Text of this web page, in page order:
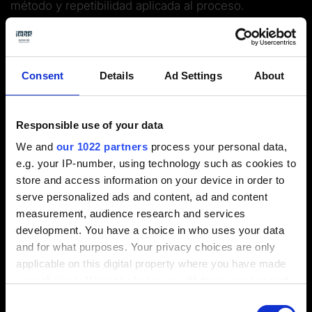
Consent Details Ad Settings About
Responsible use of your data
We and our 1022 partners process your personal data,
e.g. your IP-number, using technology such as cookies to
store and access information on your device in order to
serve personalized ads and content, ad and content
measurement, audience research and services
development. You have a choice in who uses your data
and for what purposes. Your privacy choices are only
applicable on this digital property where you have made
método y repetibilidad aplicada al proceso.
Nuestro equipo técnico, en el stand
toda la feria para:
Analizar casos concretos
Resolver dudas específicas
Agendar reuniones técnicas
Valorar escenarios reales de producción
Si buscas una conversación técnica y directa, este